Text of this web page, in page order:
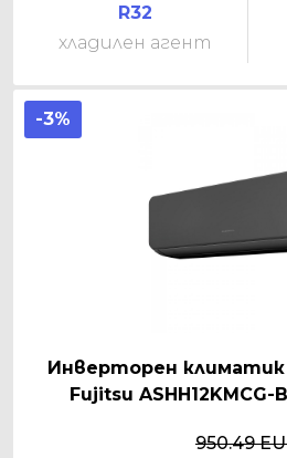
R32
хладилен агент
-3%
Инверторен климатик
Fujitsu ASHH12KMCG-
950.49